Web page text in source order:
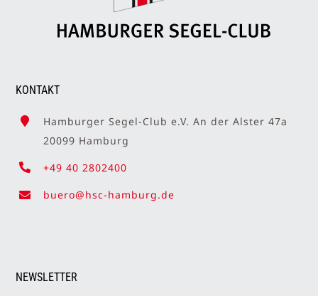
KONTAKT
Hamburger Segel-Club e.V. An der Alster 47a
20099 Hamburg
+49 40 2802400
buero@hsc-hamburg.de
NEWSLETTER